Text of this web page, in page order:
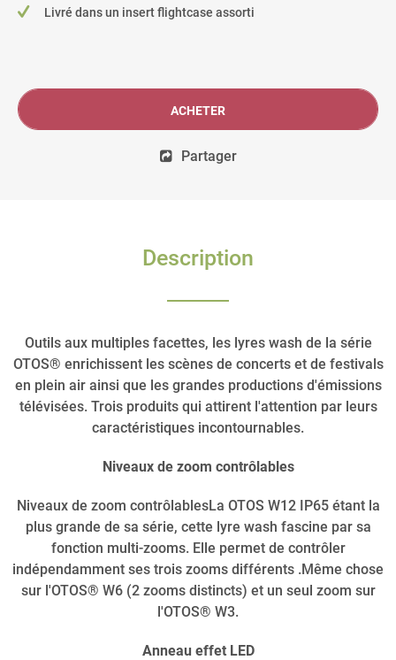
Livré dans un insert flightcase assorti
ACHETER
Partager
Description
Outils aux multiples facettes, les lyres wash de la série
OTOS® enrichissent les scènes de concerts et de festivals
en plein air ainsi que les grandes productions d'émissions
télévisées. Trois produits qui attirent l'attention par leurs
caractéristiques incontournables.
Niveaux de zoom contrôlables
Niveaux de zoom contrôlablesLa OTOS W12 IP65 étant la
plus grande de sa série, cette lyre wash fascine par sa
fonction multi-zooms. Elle permet de contrôler
indépendamment ses trois zooms différents .Même chose
sur l'OTOS® W6 (2 zooms distincts) et un seul zoom sur
l'OTOS® W3.
Anneau effet LED